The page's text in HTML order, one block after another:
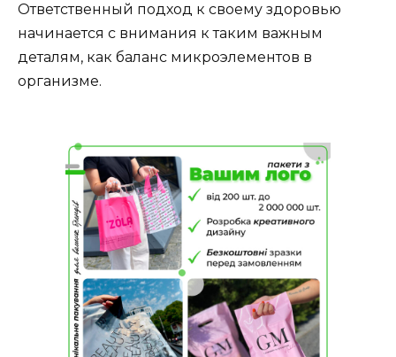
Ответственный подход к своему здоровью
начинается с внимания к таким важным
деталям, как баланс микроэлементов в
организме.